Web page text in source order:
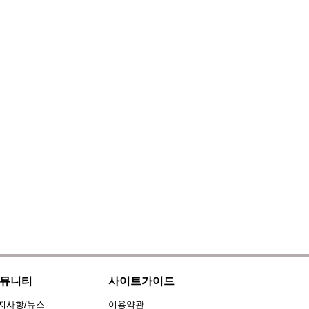
니티
사항/뉴스
사이트가이드
이용약관